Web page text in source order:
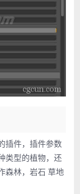
插件，插件参数
类型的植物，还
森林，岩石 草地